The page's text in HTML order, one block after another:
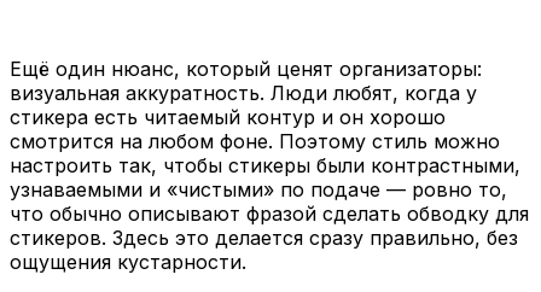
Ещё один нюанс, который ценят организаторы:
визуальная аккуратность. Люди любят, когда у
стикера есть читаемый контур и он хорошо
смотрится на любом фоне. Поэтому стиль можно
настроить так, чтобы стикеры были контрастными,
узнаваемыми и «чистыми» по подаче — ровно то,
что обычно описывают фразой сделать обводку для
стикеров. Здесь это делается сразу правильно, без
ощущения кустарности.